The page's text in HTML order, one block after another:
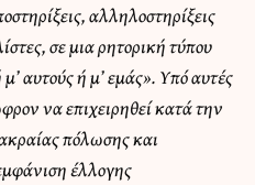
αλληλοστηρίξεις
σε μια ρητορική τύπου
αυτούς ή μ’ εμάς». Υπό αυτές
να επιχειρηθεί κατά την
πόλωσης και
έλλογης